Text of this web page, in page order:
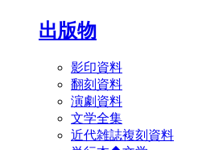
出版物
影印資料
翻刻資料
演劇資料
文学全集
近代雑誌複刻資料